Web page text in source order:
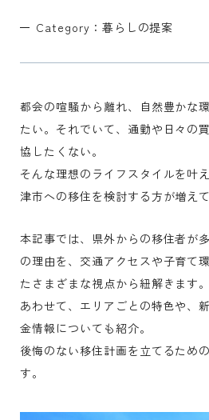
Category： 暮らしの提案
都会の喧騒から離れ、自然豊かな
たい。それでいて、通勤や日々の
協したくない。
そんな理想のライフスタイルを叶
津市への移住を検討する方が増えて
本記事では、県外からの移住者が
の理由を、交通アクセスや子育て
たさまざまな視点から紐解きます。
あわせて、エリアごとの特色や、
金情報についても紹介。
後悔のない移住計画を立てるため
す。